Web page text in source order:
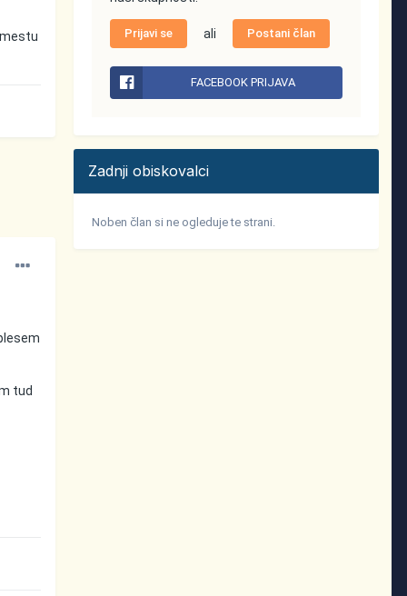
tud
Prijavi se ali Postani član
FACEBOOK PRIJAVA
Zadnji obiskovalci
Noben član si ne ogleduje te strani.